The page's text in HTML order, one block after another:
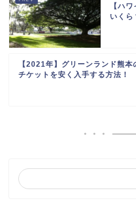
【ハ
いくら
【2021年】グリーンランド熊本
チケットを安く入手する方法！